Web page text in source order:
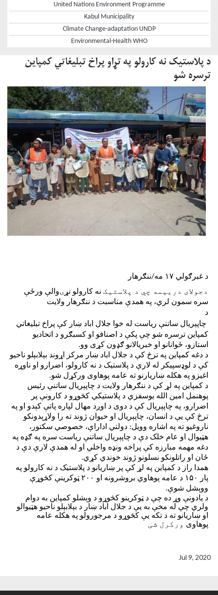
United Nations Environment Programme
Kabul Municipality
Climate Change-adaptation UNDP
Environmental-Health WHO
د پلاستیک نه کارولو په تړاو پراخ تبلیغاتي کمپاین
ترسره شو
د غبرګولي ۱۷ مه/ننګرهار
دجولای درییمه چي د پلاستیک نه کارولو نړۍوالې ورځې
سره سمون لري، په همدې مناسبت د ننګرهار ولایت
د
چاپېریال ساتنې ریاست له خوا جلال اباد ښار کې پراخ تبلیغاتي
کمپاین ترسره شو چې پکې د اصنافو او کسبګرو د اتحاديو
استازو، ځوانانو او خبریالانو ګډون کړی وو.
د دغه کمپاین په ترڅ کې د جلال اباد ښار مرکز اړوند بېلابېلو ناحیو
کې د لوډسپیکر له لارې د پلاستیک د نه کارولو، اضرارو او ناوړه
اغیزو په هکله ښاریارنو ته عامه پوهاوی ورکړل شو.
د کمپاین په لړ کې د ننګرهار ولایت د چاپېریال ساتنې رئیس
پوهنمل امین الله یوسفزي د پلاستیکي کڅوړو د کارونې پر
اضرارو، په چاپېريال کې د دوی د اوږد مهال لپاره پاتې کېدو او په
ترڅ کې یې د انسان، چاپېريال او حیوان ژوند ته را ولاړېدونکو
ناروغیو ته په اشاره وویل: دولتي اداراې، خصوصي سکتور،
هټیوال او عام خلک دې د چاپېريال ساتنې رياست سره په ګډه په
دغه مهمه مبارزه کې پراخه ونډه واخلي او له همدې لارې دې د
ځان او راتلونکو نسلونو ژوند خوندي کړي.
همدا راز د کمپاین په لړ کې پر ښاریانو د پلاستیک د نه کارولو په
پار
۱۵۰ د عامه پوهاوي بروشرونه او ۲۰۰ ټوکرینې کڅوړې
ووېشل شوې.
د یادونې وړ ده چې د ټوکرینو کڅوړو د وېشلو کمپاین به دوام
ولري چې له مخې به یې د جلال اباد ښار د بېلابېلو ناحيو هټیوالو
او ښاريانو ته د تکه یې کڅوړو د مرجورولو په هکله عامه
پوهاوی ورکرل شی
Jul 9, 2020